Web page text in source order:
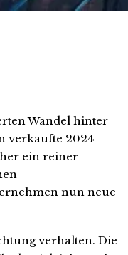
Wandel hinter
verkaufte 2024
ein reiner
nun neue
verhalten. Die